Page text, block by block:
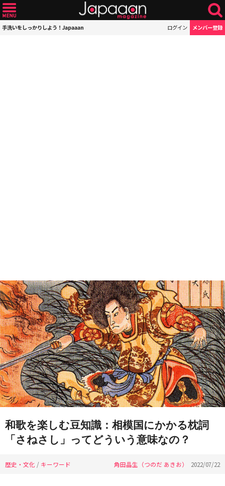
手洗いをしっかりしよう！Japaaan ログイン メンバー登録
和歌を楽しむ豆知識：相模国にかかる枕詞
「さねさし」ってどういう意味なの？
歴史・文化 / キーワード 角田晶生（つのだ あきお） 2022/07/22